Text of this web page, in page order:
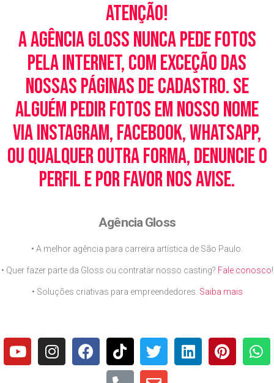
Atenção!
A Agência Gloss nunca pede fotos
pela Internet, com exceção das
nossas páginas de cadastro. Se
alguém pedir fotos em nosso nome
via Instagram, Facebook, WhatsApp,
ou qualquer outra forma, denuncie o
perfil e por favor nos avise.
Agência Gloss
• A melhor agência para carreira artística de São Paulo.
• Quer fazer parte da Gloss ou contratar nosso casting? Fale conosco!
• Soluções criativas para empreendedores. Saiba mais